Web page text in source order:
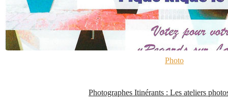
Photo
Photographes Itinérants : Les ateliers